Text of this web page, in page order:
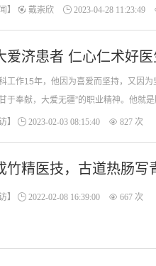
】 戴崇欣 2023-04-28 11:23:49
心怀大爱济患者
工作15年，他因为喜爱而坚持，又因
于奉献，大爱无疆”的职业精神。他就
】 2023-02-03 08:15:40 827 次
竹精医技，古道热肠
】 2022-02-08 16:39:00 667 次